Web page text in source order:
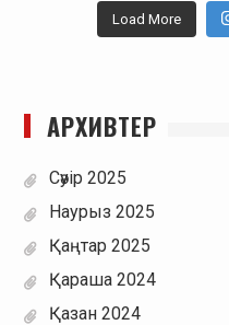
Load More
АРХИВТЕР
Сәуір 2025
Наурыз 2025
Қаңтар 2025
Қараша 2024
Қазан 2024